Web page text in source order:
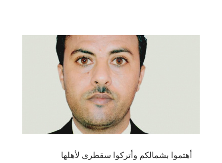
أهتموا بشمالكم وأتركوا سقطرى لأهلها